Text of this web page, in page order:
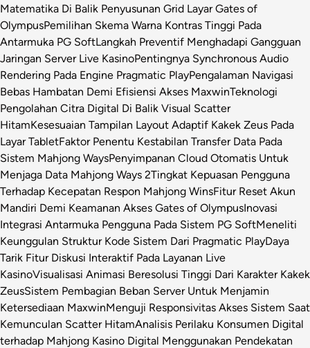
Matematika Di Balik Penyusunan Grid Layar Gates of
OlympusPemilihan Skema Warna Kontras Tinggi Pada
Antarmuka PG SoftLangkah Preventif Menghadapi Gangguan
Jaringan Server Live KasinoPentingnya Synchronous Audio
Rendering Pada Engine Pragmatic PlayPengalaman Navigasi
Bebas Hambatan Demi Efisiensi Akses MaxwinTeknologi
Pengolahan Citra Digital Di Balik Visual Scatter
HitamKesesuaian Tampilan Layout Adaptif Kakek Zeus Pada
Layar TabletFaktor Penentu Kestabilan Transfer Data Pada
Sistem Mahjong WaysPenyimpanan Cloud Otomatis Untuk
Menjaga Data Mahjong Ways 2Tingkat Kepuasan Pengguna
Terhadap Kecepatan Respon Mahjong WinsFitur Reset Akun
Mandiri Demi Keamanan Akses Gates of OlympusInovasi
Integrasi Antarmuka Pengguna Pada Sistem PG SoftMeneliti
Keunggulan Struktur Kode Sistem Dari Pragmatic PlayDaya
Tarik Fitur Diskusi Interaktif Pada Layanan Live
KasinoVisualisasi Animasi Beresolusi Tinggi Dari Karakter Kakek
ZeusSistem Pembagian Beban Server Untuk Menjamin
Ketersediaan MaxwinMenguji Responsivitas Akses Sistem Saat
Kemunculan Scatter HitamAnalisis Perilaku Konsumen Digital
terhadap Mahjong Kasino Digital Menggunakan Pendekatan